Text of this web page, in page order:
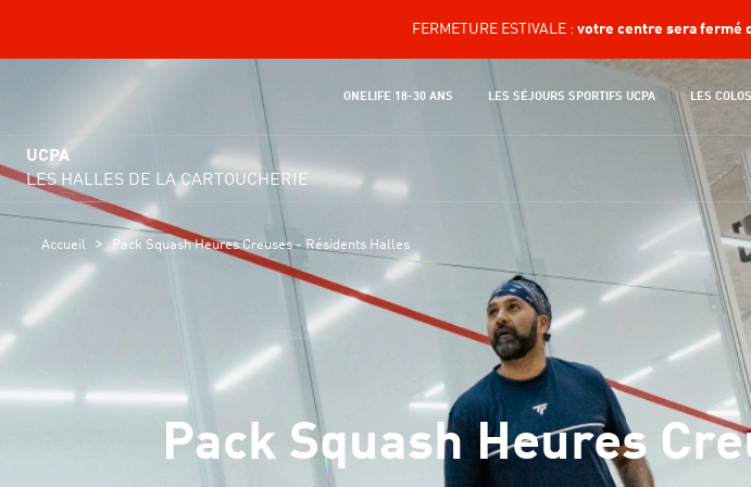
FERMETURE ESTIVALE : votre centre sera fermé
ONELIFE 18-30 ANS LES SÉJOURS SPORTIFS UCPA LES
UCPA
LES HALLES DE LA CARTOUCHERIE
Accueil > Pack Squash Heures Creuses - Résidents Halles
Pack Squash Heures